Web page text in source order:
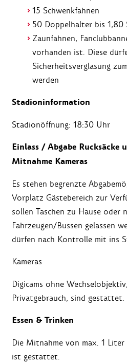
15 Schwenkfahnen
50 Doppelhalter bis 1,80
Zaunfahnen,
vorhanden ist. Diese
Sicherheitsverglasung
werden
Stadioninformation
Stadionöffnung: 18:30 Uhr
Einlass / Abgabe Rucksäcke
Mitnahme Kameras
Es stehen begrenzte
Vorplatz Gästebereich zur
sollen Taschen zu Hause oder
Fahrzeugen/Bussen gelassen
dürfen nach Kontrolle mit ins
Kameras
Digicams ohne
Privatgebrauch, sind gestattet.
Essen & Trinken
Die Mitnahme von max. 1 Liter
ist gestattet.